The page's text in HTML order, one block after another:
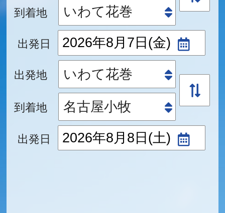
到着地
出発日
出発地
到着地
出発日